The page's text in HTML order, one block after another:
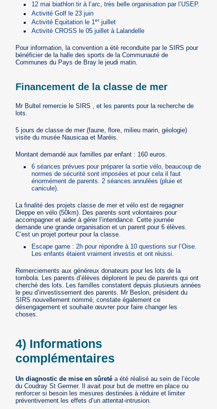
12 mai biathlon tir à l’arc, très belle organisation par l’USEP.
Activité Golf le 23 juin
Activité Equitation le 1 erjuillet
Activité CROSS le 05 juillet à Lalandelle
Pour information, la convention a été reconduite par le SIRS pour
bénéficier de la halle des sports de la Communauté de
Communes du Pays de Bray le jeudi matin.
Financement de la classe de mer
Mr Bultel remercie le SIRS , et les parents pour la recherche de
lots.
5 jours de classe de mer (faune, flore, milieu marin, géologie)
visite du musée Nausicaa et Maréis.
Montant demandé aux familles par enfant : 160 euros.
6 séances prévues pour préparer la sortie vélo, beaucoup de
normes de sécurité sont imposées et pour cela il faut
énormément de parents. 2 séances annulées (pluie et
canicule).
La finalité des projets classe de mer et vélo est de regagner
Dieppe en vélo (50km). Des parents sont volontaires pour
accompagner et aider à gérer l’intendance. Cette journée
demande une grande organisation et un parent pour 6 élèves.
C’est un projet porteur pour la classe.
Escape game : 2h pour répondre à 10 questions sur l’Oise.
Les enfants étaient vraiment investis et ont réussi.
Remerciements aux généreux donateurs pour les lots de la
tombola. Les parents d’élèves déplorent le peu de parents qui ont
cherché des lots. Les familles constatent depuis plusieurs années
le peu d’investissement des parents. Mr Beslon, président du
SIRS nouvellement nommé, constate également ce
désengagement et souhaite œuvrer pour faire changer les
choses.
4) Informations
complémentaires
Un diagnostic de mise en sûreté a été réalisé au sein de l’école
du Coudray St Germer. Il avait pour but de mettre en place ou
renforcer si besoin les mesures destinées à réduire et limiter
préventivement les effets d’un attentat-intrusion.